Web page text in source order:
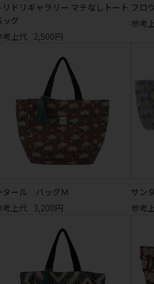
リドリギャラリー マチなしトート
ッグ
考上代 2,500円
フロ
参考
タール バッグＭ
考上代 3,200円
サン
参考